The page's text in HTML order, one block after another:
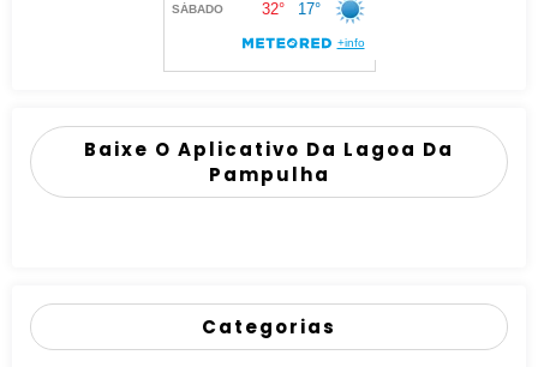
Baixe O Aplicativo Da Lagoa Da
Pampulha
Categorias